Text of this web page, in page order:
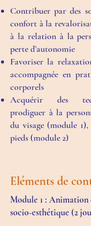
Contribuer par des
confort à la
à la relation à la
perte d’autonomie
Favoriser la
accompagnée en
corporels
Acquérir des
prodiguer à la
du visage (module
pieds (module 2)
Eléments de
Module 1 : Animation
socio-esthétique (2